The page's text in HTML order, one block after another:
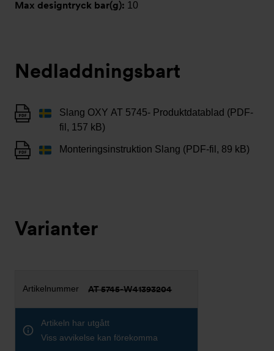
Max designtryck bar(g): 10
Nedladdningsbart
Slang OXY AT 5745- Produktdatablad (PDF-
fil, 157 kB)
Monteringsinstruktion Slang (PDF-fil, 89 kB)
Varianter
AT 5745-W41393204
Artikeln har utgått
Viss avvikelse kan förekomma